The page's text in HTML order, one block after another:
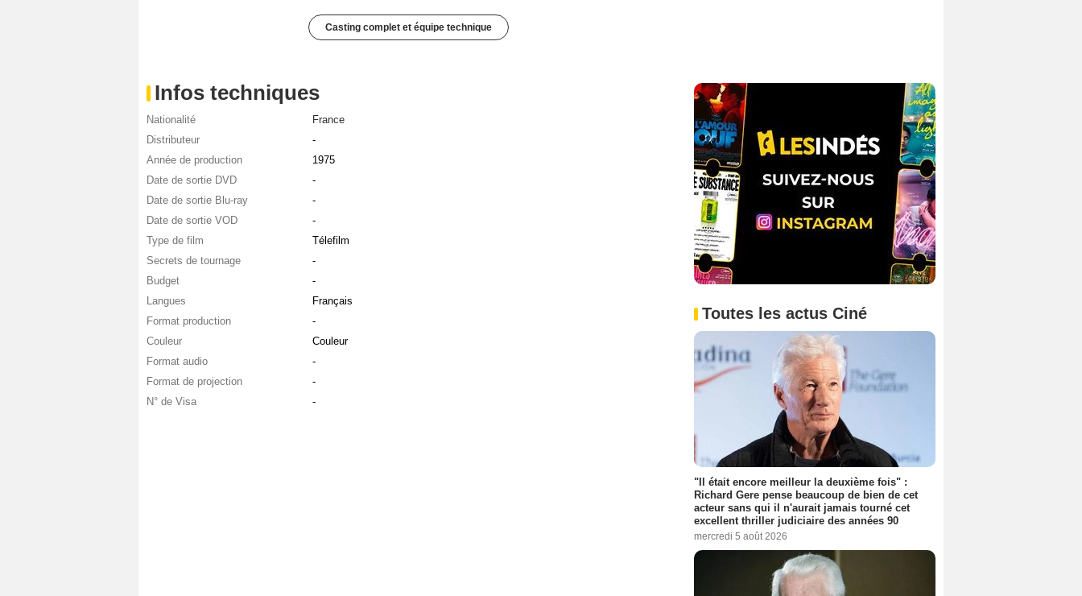
Casting complet et équipe technique
Infos techniques
Nationalité
France
Distributeur
-
Année de production
1975
Date de sortie DVD
-
Date de sortie Blu-ray
-
Date de sortie VOD
-
Type de film
Télefilm
Secrets de tournage
-
Budget
-
Langues
Français
Format production
-
Couleur
Couleur
Format audio
-
Format de projection
-
N° de Visa
-
Toutes les actus Ciné
"Il était encore meilleur la deuxième fois" :
Richard Gere pense beaucoup de bien de cet
acteur sans qui il n'aurait jamais tourné cet
excellent thriller judiciaire des années 90
mercredi 5 août 2026